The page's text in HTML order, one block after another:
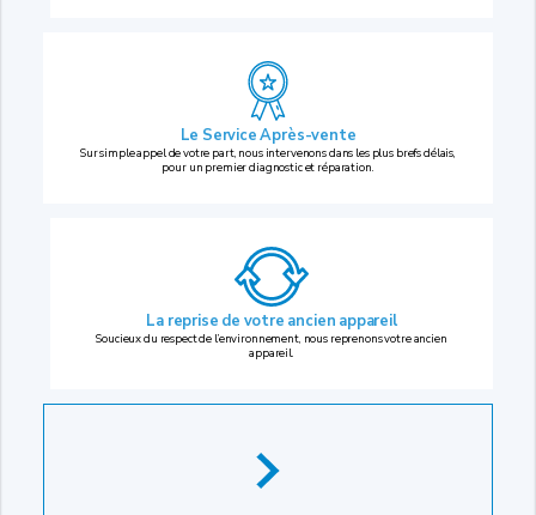
Le Service Après-vente
Sur simple appel de votre part, nous intervenons dans les plus brefs délais,
pour un premier diagnostic et réparation.
La reprise de votre ancien appareil
Soucieux du respect de l’environnement, nous reprenons votre ancien
appareil.